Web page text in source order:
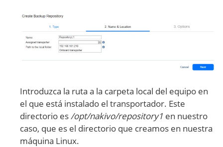
Introduzca la ruta a la carpeta local del equipo en
el que está instalado el transportador. Este
directorio es/opt/nakivo/repository1 en nuestro
caso, que es el directorio que creamos en nuestra
máquina Linux.